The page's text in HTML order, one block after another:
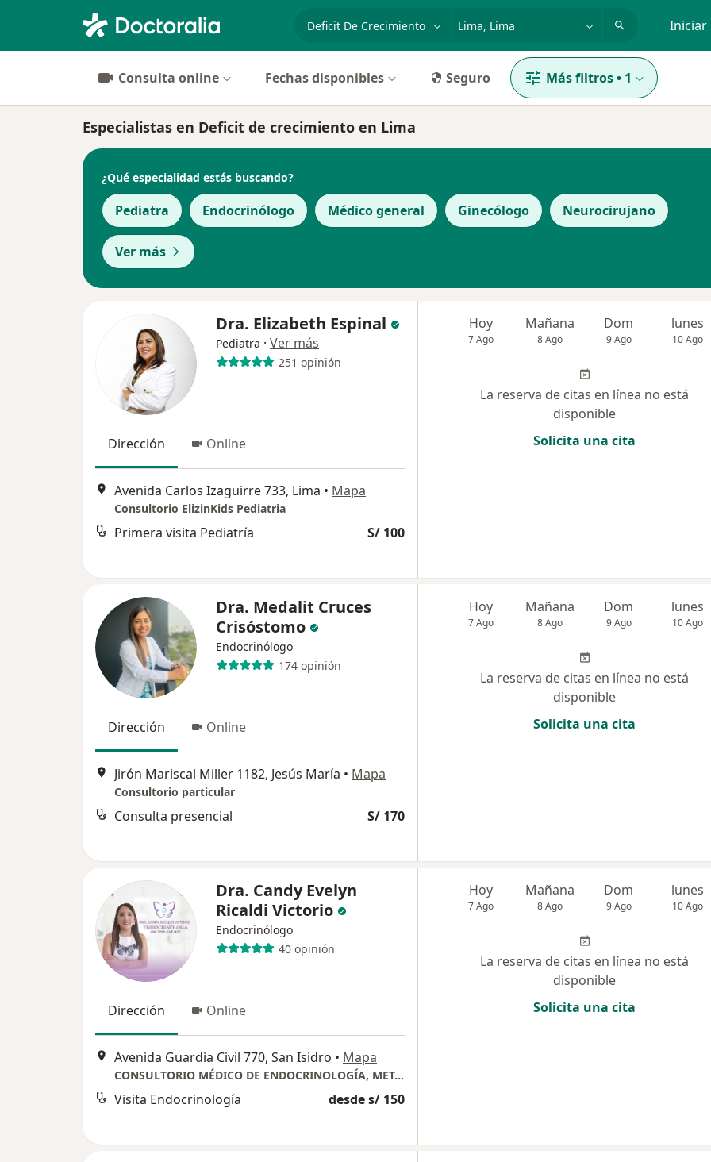
Iniciar
Consulta online Fechas disponibles Seguro Más filtros• 1
Especialistas en Deficit de crecimiento en Lima
¿Qué especialidad estás buscando?
Pediatra Endocrinólogo Médico general Ginecólogo Neurocirujano
Ver más
Dra. Elizabeth Espinal
Pediatra · Ver más
251 opinión
Dirección Online
Avenida Carlos Izaguirre 733, Lima • Mapa
Consultorio ElizinKids Pediatria
Primera visita Pediatría S/ 100
Hoy
7 Ago
Mañana
8 Ago
Dom
9 Ago
lunes
10 Ago
La reserva de citas en línea no está
disponible
Solicita una cita
Dra. Medalit Cruces
Crisóstomo
Endocrinólogo
174 opinión
Dirección Online
Jirón Mariscal Miller 1182, Jesús María • Mapa
Consultorio particular
Consulta presencial S/ 170
Hoy
7 Ago
Mañana
8 Ago
Dom
9 Ago
lunes
10 Ago
La reserva de citas en línea no está
disponible
Solicita una cita
Dra. Candy Evelyn
Ricaldi Victorio
Endocrinólogo
40 opinión
Dirección Online
Avenida Guardia Civil 770, San Isidro • Mapa
CONSULTORIO MÉDICO DE ENDOCRINOLOGÍA, METABOLISMO Y DIABETES
Visita Endocrinología desde s/ 150
Hoy
7 Ago
Mañana
8 Ago
Dom
9 Ago
lunes
10 Ago
La reserva de citas en línea no está
disponible
Solicita una cita